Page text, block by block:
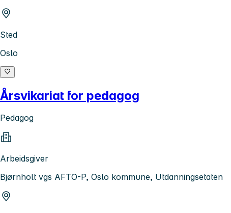
Sted
Oslo
Årsvikariat for pedagog
Pedagog
Arbeidsgiver
Bjørnholt vgs AFTO-P, Oslo kommune, Utdanningsetaten